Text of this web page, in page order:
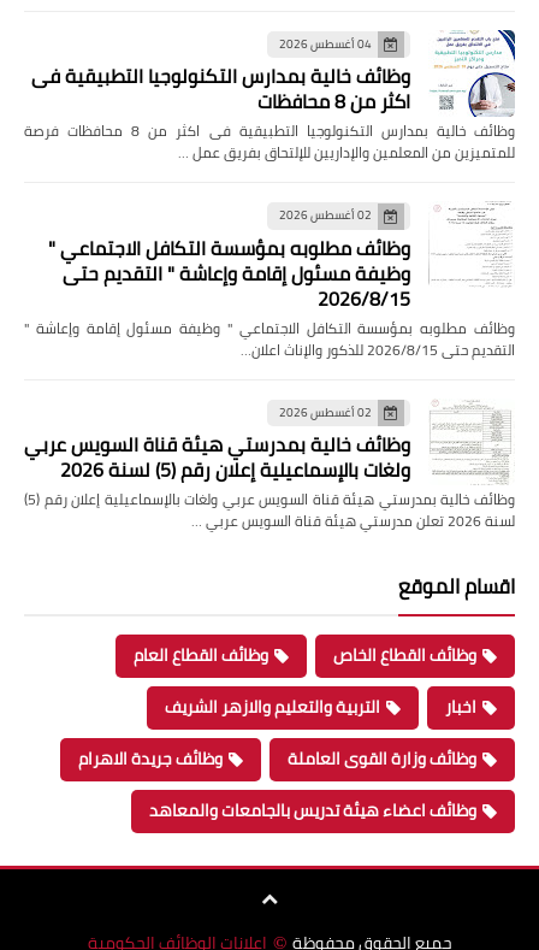
04 أغسطس 2026
وظائف خالية بمدارس التكنولوجيا التطبيقية فى
اكثر من 8 محافظات
وظائف خالية بمدارس التكنولوجيا التطبيقية فى اكثر من 8 محافظات فرصة
للمتميزين من المعلمين والإداريين للإلتحاق بفريق عمل …
02 أغسطس 2026
وظائف مطلوبه بمؤسسة التكافل الاجتماعي "
وظيفة مسئول إقامة وإعاشة " التقديم حتى
2026/8/15
وظائف مطلوبه بمؤسسة التكافل الاجتماعي " وظيفة مسئول إقامة وإعاشة "
التقديم حتى 2026/8/15 للذكور والإناث اعلان…
02 أغسطس 2026
وظائف خالية بمدرستي هيئة قناة السويس عربي
ولغات بالإسماعيلية إعلان رقم (5) لسنة 2026
وظائف خالية بمدرستي هيئة قناة السويس عربي ولغات بالإسماعيلية إعلان رقم (5)
لسنة 2026 تعلن مدرستي هيئة قناة السويس عربي …
اقسام الموقع
وظائف القطاع الخاص
وظائف القطاع العام
اخبار
التربية والتعليم والازهر الشريف
وظائف وزارة القوى العاملة
وظائف جريدة الاهرام
وظائف اعضاء هيئة تدريس بالجامعات والمعاهد
جميع الحقوق محفوظة © اعلانات الوظائف الحكومية